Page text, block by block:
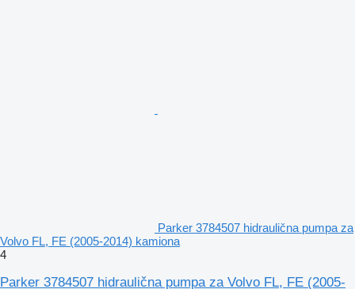
Parker 3784507 hidraulična pumpa za
Volvo FL, FE (2005-2014) kamiona
4
Parker 3784507 hidraulična pumpa za Volvo FL, FE (2005-